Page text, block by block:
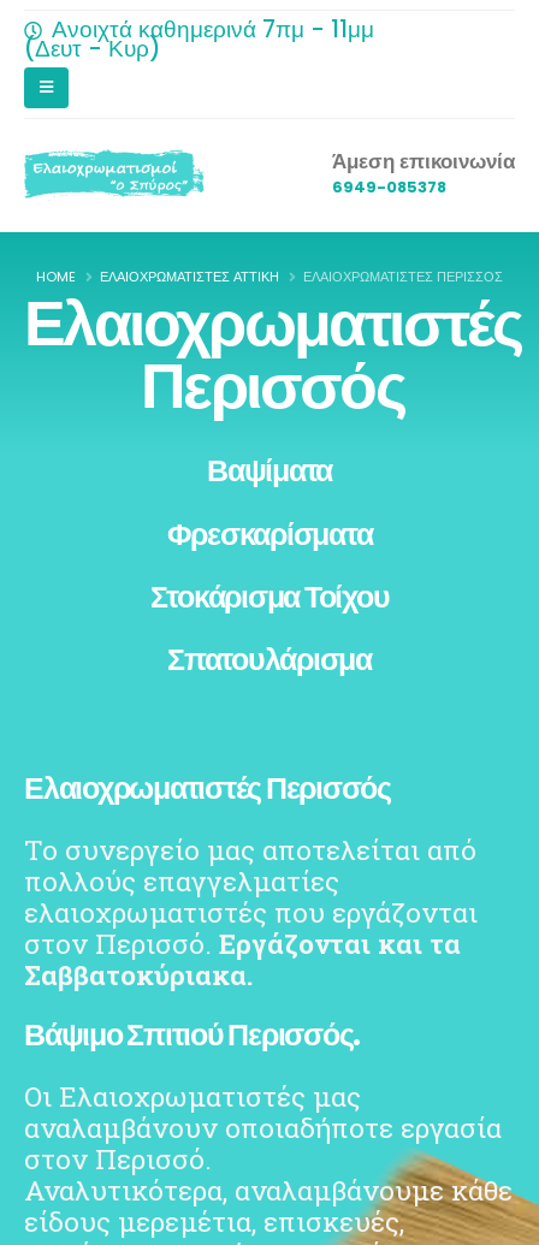
Ανοιχτά καθημερινά 7πμ - 11μμ
(Δευτ - Κυρ)
Άμεση επικοινωνία
6949-085378
HOME ΕΛΑΙΟΧΡΩΜΑΤΙΣΤΈΣ ΑΤΤΙΚΉ ΕΛΑΙΟΧΡΩΜΑΤΙΣΤΈΣ ΠΕΡΙΣΣΌΣ
Ελαιοχρωματιστές
Περισσός
Βαψίματα
Φρεσκαρίσματα
Στοκάρισμα Τοίχου
Σπατουλάρισμα
Ελαιοχρωματιστές Περισσός
Το συνεργείο μας αποτελείται από
πολλούς επαγγελματίες
ελαιοχρωματιστές που εργάζονται
στον Περισσό. Εργάζονται και τα
Σαββατοκύριακα.
Βάψιμο Σπιτιού Περισσός.
Οι Ελαιοχρωματιστές μας
αναλαμβάνουν οποιαδήποτε εργασία
στον Περισσό.
Αναλυτικότερα, αναλαμβάνουμε κάθε
είδους μερεμέτια, επισκευές,